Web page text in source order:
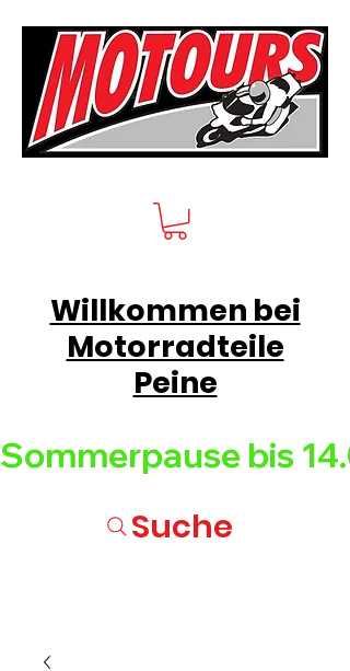
Sommerpause bis
Willkommen bei
Motorradteile
Peine
Suche